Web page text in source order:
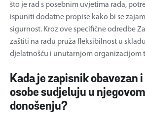
što je rad s posebnim uvjetima rada,
ispuniti dodatne propise kako bi se
sigurnost. Kroz ove specifične odredbe
zaštiti na radu pruža fleksibilnost u
djelatnošću i unutarnjom organizacijom
Kada je zapisnik obavezan i
osobe sudjeluju u njegovom
donošenju?